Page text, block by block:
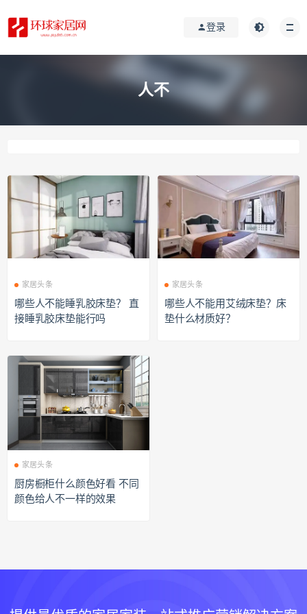
登录
人不
家居头条
哪些人不能睡乳胶床垫？ 直
接睡乳胶床垫能行吗
家居头条
哪些人不能用艾绒床垫？床
垫什么材质好？
家居头条
厨房橱柜什么颜色好看 不同
颜色给人不一样的效果